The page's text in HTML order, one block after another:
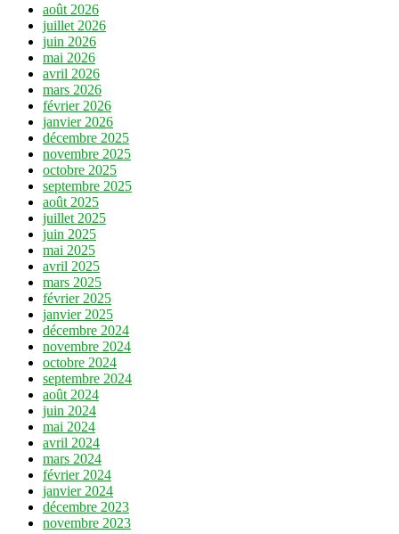
août 2026
juillet 2026
juin 2026
mai 2026
avril 2026
mars 2026
février 2026
janvier 2026
décembre 2025
novembre 2025
octobre 2025
septembre 2025
août 2025
juillet 2025
juin 2025
mai 2025
avril 2025
mars 2025
février 2025
janvier 2025
décembre 2024
novembre 2024
octobre 2024
septembre 2024
août 2024
juin 2024
mai 2024
avril 2024
mars 2024
février 2024
janvier 2024
décembre 2023
novembre 2023